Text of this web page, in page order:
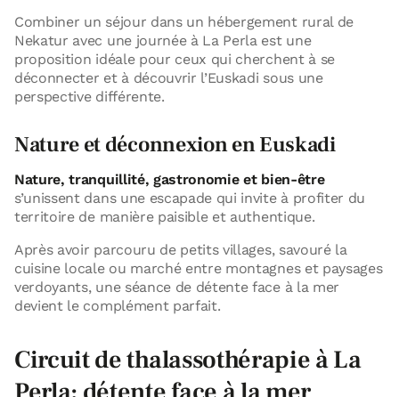
Combiner un séjour dans un hébergement rural de
Nekatur avec une journée à La Perla est une
proposition idéale pour ceux qui cherchent à se
déconnecter et à découvrir l’Euskadi sous une
perspective différente.
Nature et déconnexion en Euskadi
Nature, tranquillité, gastronomie et bien-être
s’unissent dans une escapade qui invite à profiter du
territoire de manière paisible et authentique.
Après avoir parcouru de petits villages, savouré la
cuisine locale ou marché entre montagnes et paysages
verdoyants, une séance de détente face à la mer
devient le complément parfait.
Circuit de thalassothérapie à La